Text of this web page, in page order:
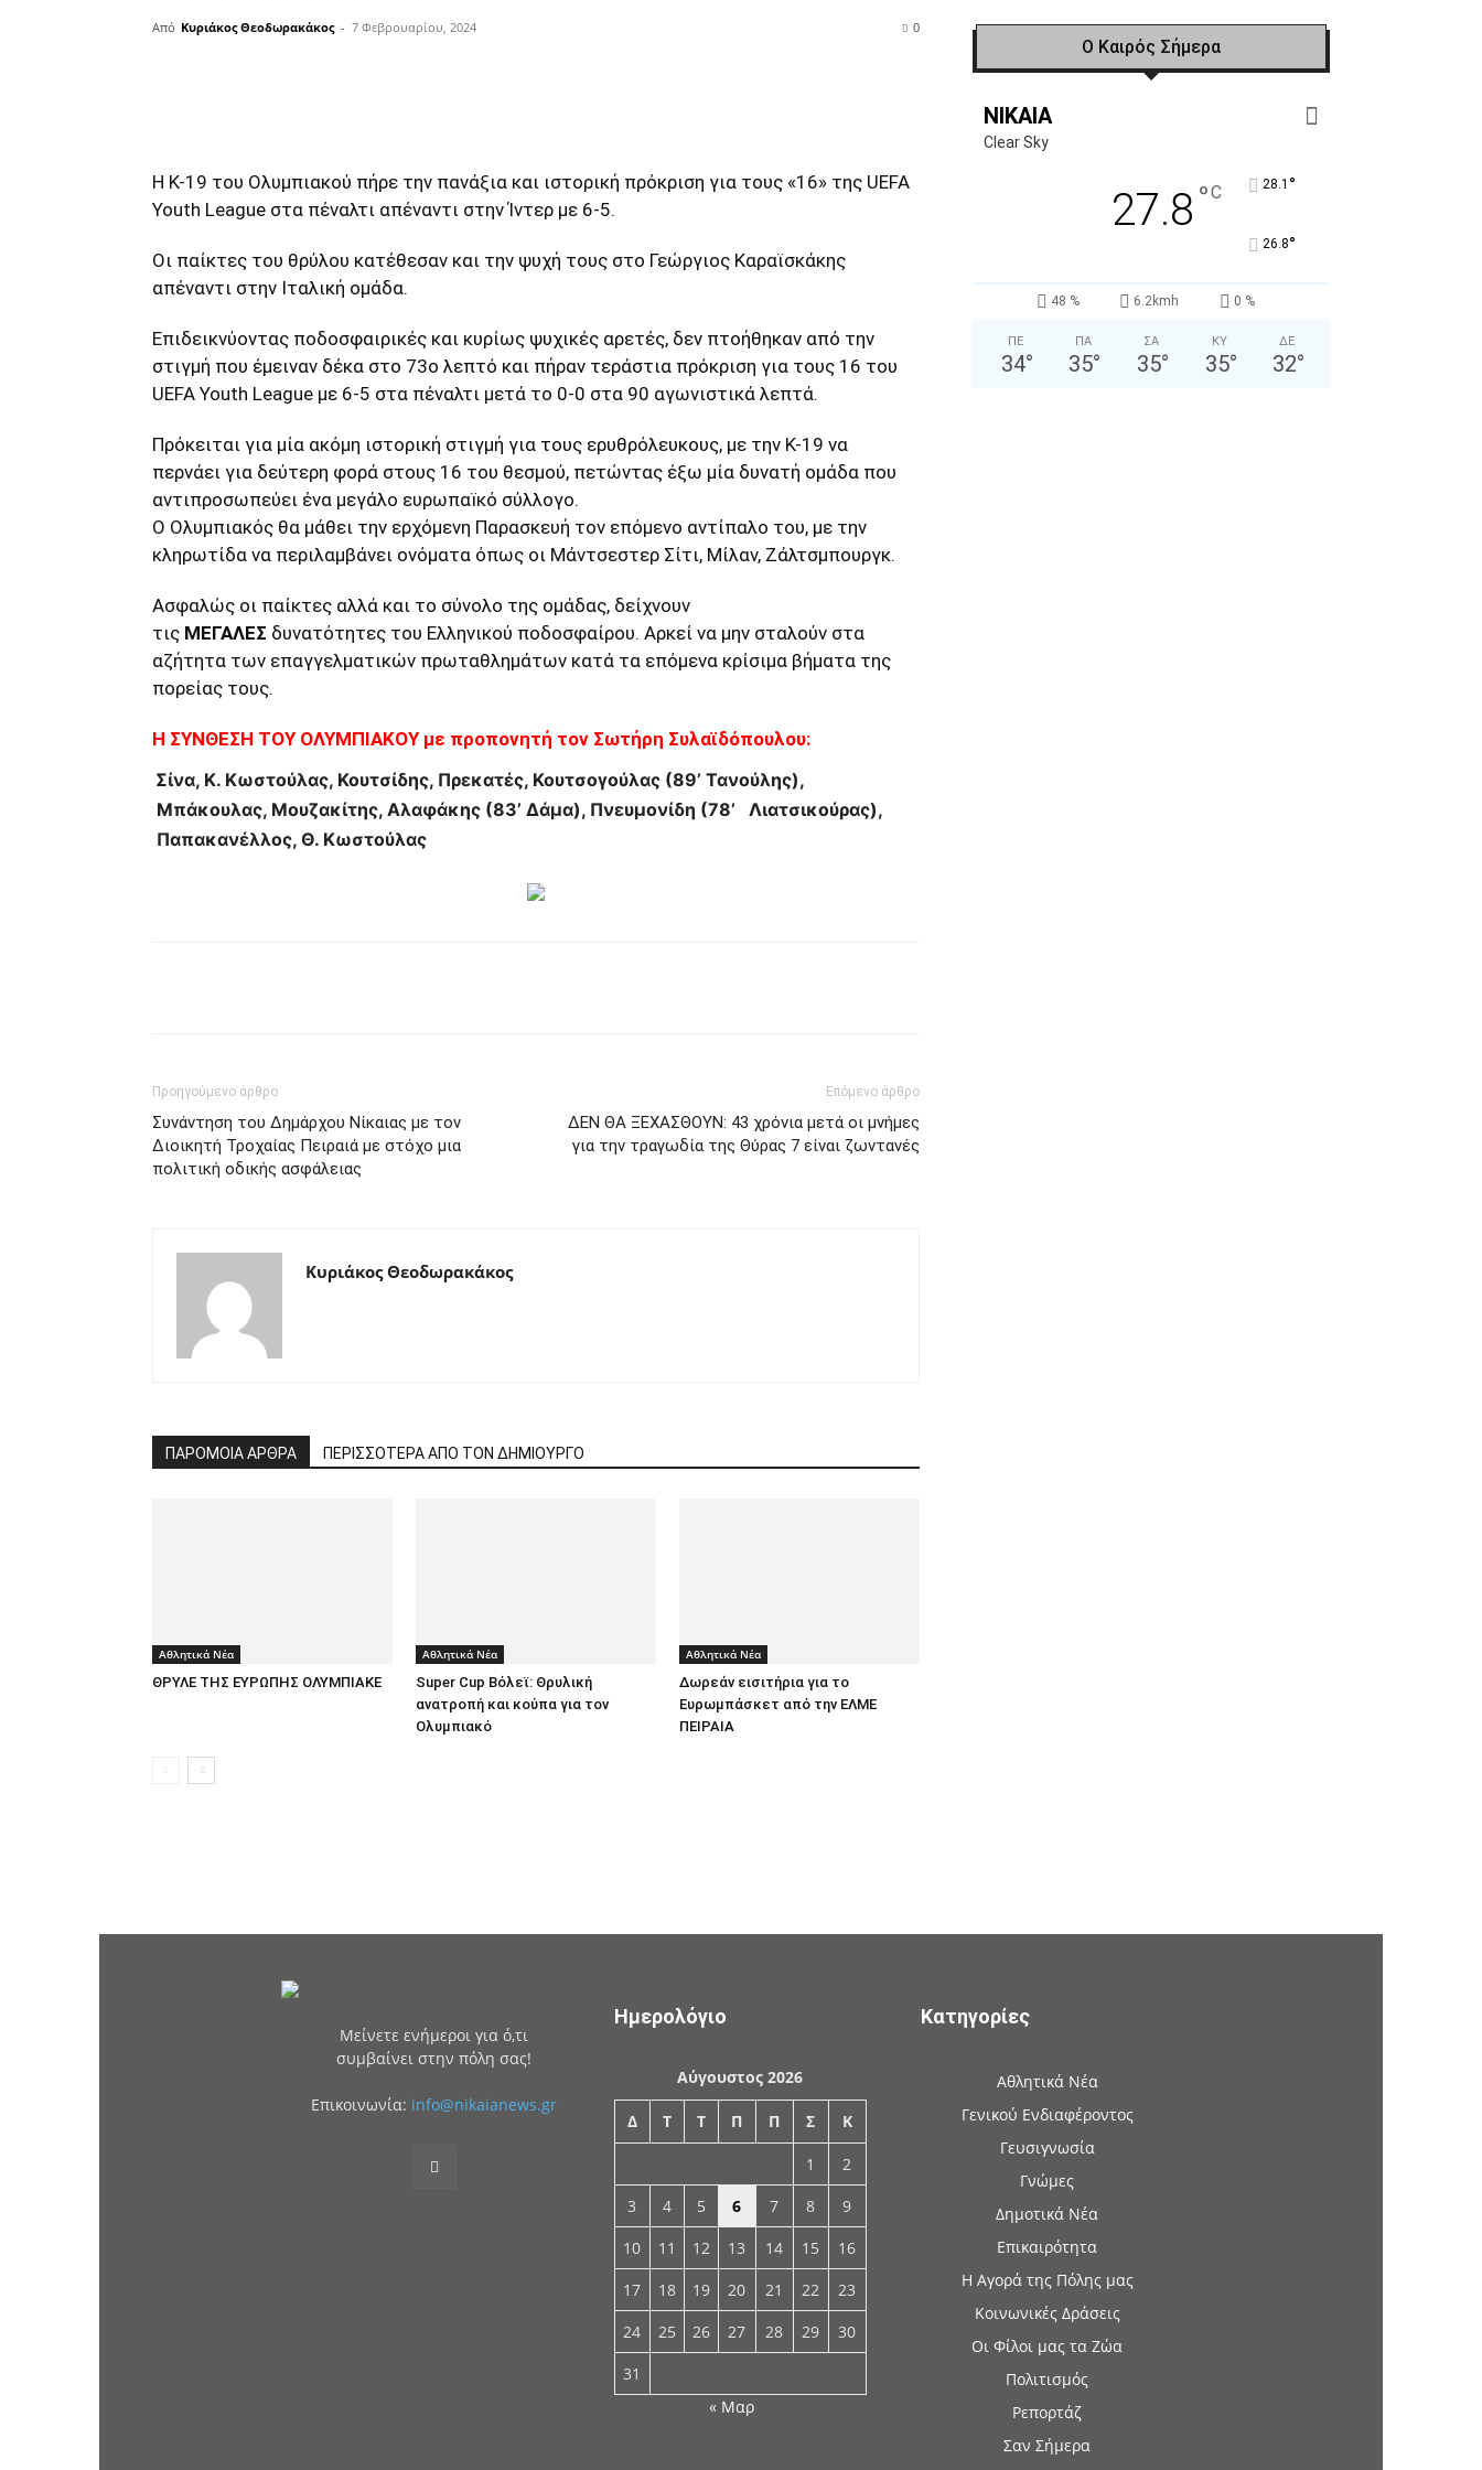
Από Κυριάκος Θεοδωρακάκος - 7 Φεβρουαρίου, 2024 0
Η Κ-19 του Ολυμπιακού πήρε την πανάξια και ιστορική πρόκριση για τους «16» της UEFA
Youth League στα πέναλτι απέναντι στην Ίντερ με 6-5.
Οι παίκτες του θρύλου κατέθεσαν και την ψυχή τους στο Γεώργιος Καραϊσκάκης
απέναντι στην Ιταλική ομάδα.
Επιδεικνύοντας ποδοσφαιρικές και κυρίως ψυχικές αρετές, δεν πτοήθηκαν από την
στιγμή που έμειναν δέκα στο 73ο λεπτό και πήραν τεράστια πρόκριση για τους 16 του
UEFA Youth League με 6-5 στα πέναλτι μετά το 0-0 στα 90 αγωνιστικά λεπτά.
Πρόκειται για μία ακόμη ιστορική στιγμή για τους ερυθρόλευκους, με την Κ-19 να
περνάει για δεύτερη φορά στους 16 του θεσμού, πετώντας έξω μία δυνατή ομάδα που
αντιπροσωπεύει ένα μεγάλο ευρωπαïκό σύλλογο.
Ο Ολυμπιακός θα μάθει την ερχόμενη Παρασκευή τον επόμενο αντίπαλο του, με την
κληρωτίδα να περιλαμβάνει ονόματα όπως οι Μάντσεστερ Σίτι, Μίλαν, Ζάλτσμπουργκ.
Ασφαλώς οι παίκτες αλλά και το σύνολο της ομάδας, δείχνουν
τις ΜΕΓΑΛΕΣ δυνατότητες του Ελληνικού ποδοσφαίρου. Αρκεί να μην σταλούν στα
αζήτητα των επαγγελματικών πρωταθλημάτων κατά τα επόμενα κρίσιμα βήματα της
πορείας τους.
Η ΣΥΝΘΕΣΗ ΤΟΥ ΟΛΥΜΠΙΑΚΟΥ με προπονητή τον Σωτήρη Συλαϊδόπουλου:
Σίνα, Κ. Κωστούλας, Κουτσίδης, Πρεκατές, Κουτσογούλας (89’ Τανούλης),
Μπάκουλας, Μουζακίτης, Αλαφάκης (83’ Δάμα), Πνευμονίδη (78’ Λιατσικούρας),
Παπακανέλλος, Θ. Κωστούλας
Προηγούμενο άρθρο
Συνάντηση του Δημάρχου Νίκαιας με τον
Διοικητή Τροχαίας Πειραιά με στόχο μια
πολιτική οδικής ασφάλειας
Επόμενο άρθρο
ΔΕΝ ΘΑ ΞΕΧΑΣΘΟΥΝ: 43 χρόνια μετά οι μνήμες
για την τραγωδία της Θύρας 7 είναι ζωντανές
Κυριάκος Θεοδωρακάκος
ΠΑΡΟΜΟΙΑ ΑΡΘΡΑ ΠΕΡΙΣΣΟΤΕΡΑ ΑΠΟ ΤΟΝ ΔΗΜΙΟΥΡΓΟ
Αθλητικά Νέα
ΘΡΥΛΕ ΤΗΣ ΕΥΡΩΠΗΣ ΟΛΥΜΠΙΑΚΕ
Αθλητικά Νέα
Super Cup Βόλεϊ: Θρυλική
ανατροπή και κούπα για τον
Ολυμπιακό
Αθλητικά Νέα
Δωρεάν εισιτήρια για το
Ευρωμπάσκετ από την ΕΛΜΕ
ΠΕΙΡΑΙΑ
Ο Καιρός Σήμερα
NIKAIA
Clear Sky
27.8 °C 28.1 °
26.8°
48 % 6.2kmh 0 %
ΠΕ
34°
ΠΑ
35°
ΣΑ
35°
ΚΥ
35°
ΔΕ
32°
Μείνετε ενήμεροι για ό,τι
συμβαίνει στην πόλη σας!
Επικοινωνία: info@nikaianews.gr
Ημερολόγιο
Αύγουστος 2026
Δ Τ Τ Π Π Σ Κ
1
2
3
4 5 6 7 8
9
10
11 12 13 14 15
16
17
18 19 20 21 22
23
24
25 26 27 28 29
30
31
« Μαρ
Κατηγορίες
Αθλητικά Νέα
Γενικού Ενδιαφέροντος
Γευσιγνωσία
Γνώμες
Δημοτικά Νέα
Επικαιρότητα
Η Αγορά της Πόλης μας
Κοινωνικές Δράσεις
Οι Φίλοι μας τα Ζώα
Πολιτισμός
Ρεπορτάζ
Σαν Σήμερα